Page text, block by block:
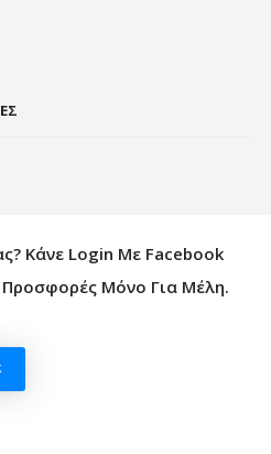
Κάνε Login Με Facebook
Μόνο Για Μέλη.